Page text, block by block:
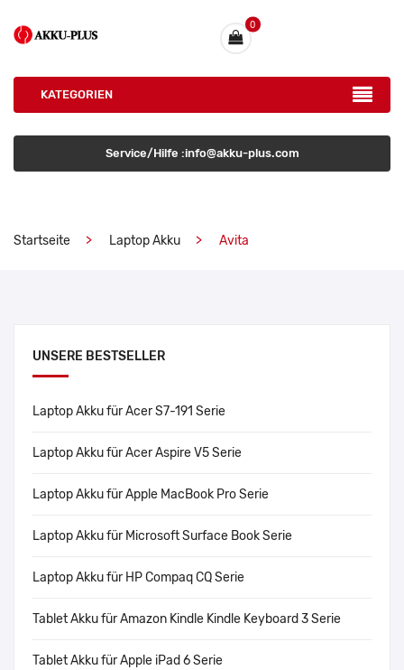
0
KATEGORIEN
Service/Hilfe :info@akku-plus.com
Startseite Laptop Akku Avita
UNSERE BESTSELLER
Laptop Akku für Acer S7-191 Serie
Laptop Akku für Acer Aspire V5 Serie
Laptop Akku für Apple MacBook Pro Serie
Laptop Akku für Microsoft Surface Book Serie
Laptop Akku für HP Compaq CQ Serie
Tablet Akku für Amazon Kindle Kindle Keyboard 3 Serie
Tablet Akku für Apple iPad 6 Serie